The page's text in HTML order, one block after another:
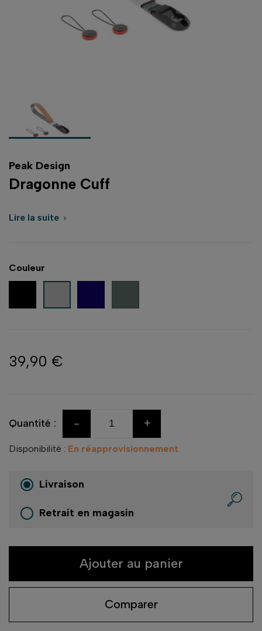
Peak Design
Dragonne Cuff
Lire la suite 
Couleur
39,90 €
Quantité : - +
Disponibilité : En réapprovisionnement
Livraison
Retrait en magasin
Ajouter au panier
Comparer